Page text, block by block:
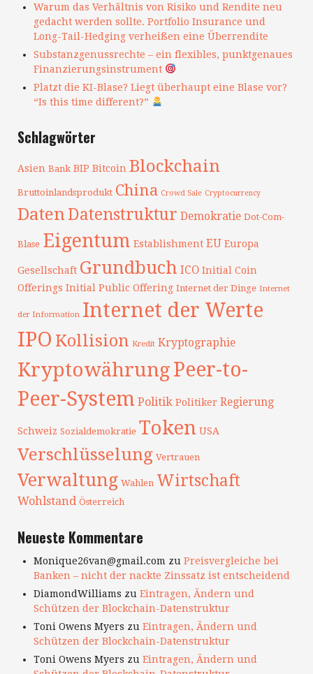
Warum das Verhältnis von Risiko und Rendite neu
gedacht werden sollte. Portfolio Insurance und
Long-Tail-Hedging verheißen eine Überrendite
Substanzgenussrechte – ein flexibles, punktgenaues
Finanzierungsinstrument
Platzt die KI-Blase? Liegt überhaupt eine Blase vor?
“Is this time different?”
Schlagwörter
Asien Bank BIP Bitcoin Blockchain
Bruttoinlandsprodukt China Crowd Sale Cryptocurrency
Daten Datenstruktur Demokratie Dot-Com-
Blase Eigentum Establishment EU Europa
Gesellschaft Grundbuch ICO Initial Coin
Offerings Initial Public Offering Internet der Dinge Internet
der Information Internet der Werte
IPO Kollision Kredit Kryptographie
KryptowährungPeer-to-
Peer-System Politik Politiker Regierung
Schweiz Sozialdemokratie Token USA
Verschlüsselung Vertrauen
Verwaltung Wahlen Wirtschaft
Wohlstand Österreich
Neueste Kommentare
Monique26van@gmail.com zu Preisvergleiche bei
Banken – nicht der nackte Zinssatz ist entscheidend
DiamondWilliams zu Eintragen, Ändern und
Schützen der Blockchain-Datenstruktur
Toni Owens Myers zu Eintragen, Ändern und
Schützen der Blockchain-Datenstruktur
Toni Owens Myers zu Eintragen, Ändern und